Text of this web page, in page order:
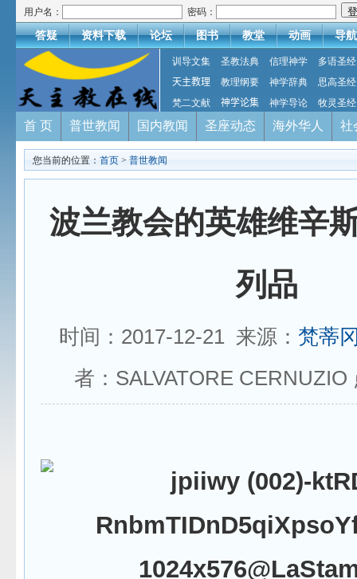
用户名： 密码：
答疑 资料下载 论坛 图书 教堂 动画 导航
训导文集 圣教法典 信理神学
多语圣经
天主教理
教理纲要 神学辞典
思高圣经
梵二文献
神学论集 神学导论 牧灵圣经
首 页 普世教闻 国内教闻 圣座动态 海外华人 社
您当前的位置： 首页 > 普世教闻
波兰教会的英雄维辛
列品
时间：2017-12-21 来源： 梵蒂
者：SALVATORE CERNUZIO